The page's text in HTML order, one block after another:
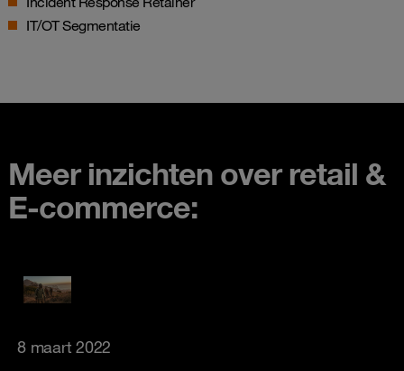
IT/OT Segmentatie
Meer inzichten over retail &
E-commerce:
8 maart 2022